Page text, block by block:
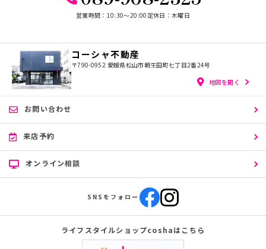
営業時間：10:30〜20:00 定休日：木曜日
コーシャ不動産
〒790-0952 愛媛県松山市朝生田町七丁目2番24号
地図を開く
お問い合わせ
来店予約
オンライン相談
SNSをフォロー
ライフスタイルショップcoshaはこちら